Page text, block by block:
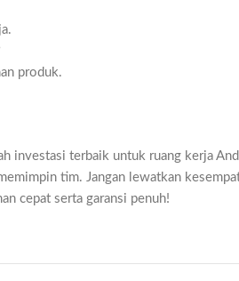
produk.
investasi terbaik untuk ruang kerja
tim. Jangan lewatkan
cepat serta garansi penuh!